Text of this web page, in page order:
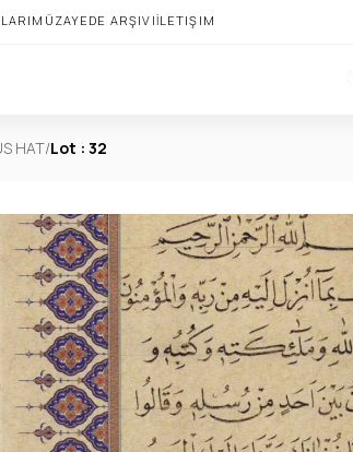
MÜZAYEDE ARŞIVIİLETIŞIM
HAT/Lot : 32